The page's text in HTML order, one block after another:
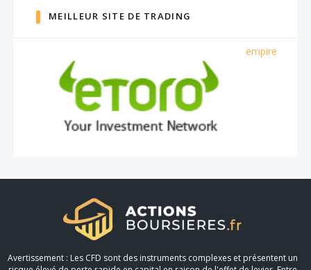
MEILLEUR SITE DE TRADING
empire
Avertissement : Les CFD sont des instruments complexes et présentent un